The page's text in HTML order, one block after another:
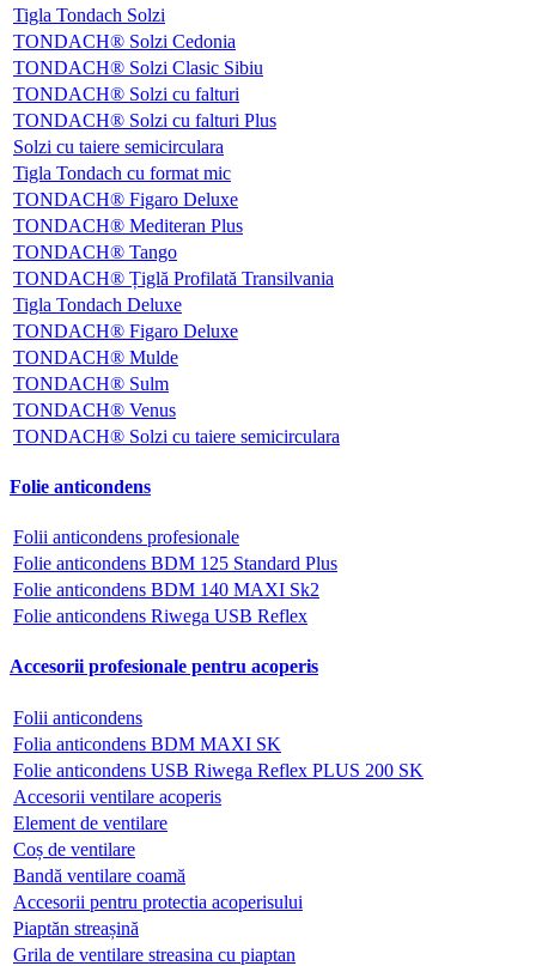
Tigla Tondach Solzi
TONDACH® Solzi Cedonia
TONDACH® Solzi Clasic Sibiu
TONDACH® Solzi cu falturi
TONDACH® Solzi cu falturi Plus
Solzi cu taiere semicirculara
Tigla Tondach cu format mic
TONDACH® Figaro Deluxe
TONDACH® Mediteran Plus
TONDACH® Tango
TONDACH® Țiglă Profilată Transilvania
Tigla Tondach Deluxe
TONDACH® Figaro Deluxe
TONDACH® Mulde
TONDACH® Sulm
TONDACH® Venus
TONDACH® Solzi cu taiere semicirculara
Folie anticondens
Folii anticondens profesionale
Folie anticondens BDM 125 Standard Plus
Folie anticondens BDM 140 MAXI Sk2
Folie anticondens Riwega USB Reflex
Accesorii profesionale pentru acoperis
Folii anticondens
Folia anticondens BDM MAXI SK
Folie anticondens USB Riwega Reflex PLUS 200 SK
Accesorii ventilare acoperis
Element de ventilare
Coș de ventilare
Bandă ventilare coamă
Accesorii pentru protectia acoperisului
Piaptăn streașină
Grila de ventilare streasina cu piaptan